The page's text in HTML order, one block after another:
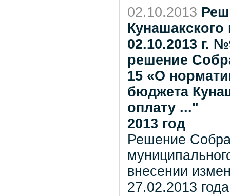
02.10.2013
02.10.2013 г.
решение
15 «О
бюджета
оплату ..."
2013 год
Решение
внесении
27.02.2013